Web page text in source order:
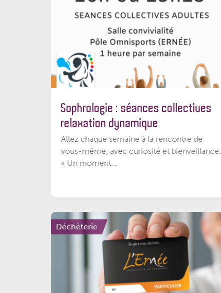
Sophrologie : séances collectives
relaxation dynamique
Allez chaque semaine à la rencontre de
vous-même, avec curiosité et bienveillance.
« Un moment...
Déchèterie